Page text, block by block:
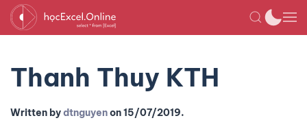
Thanh Thuy KTH
Written bydtnguyenon15/07/2019.